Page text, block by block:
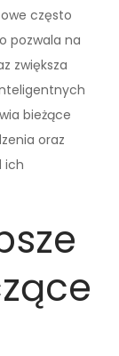
często
pozwala na
zwiększa
bieżące
oraz
ich